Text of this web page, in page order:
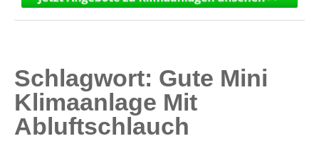
Schlagwort: Gute Mini
Klimaanlage Mit
Abluftschlauch